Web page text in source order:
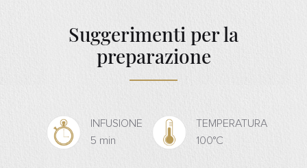
Suggerimenti per la
preparazione
INFUSIONE
5 min
TEMPERATURA
100°C